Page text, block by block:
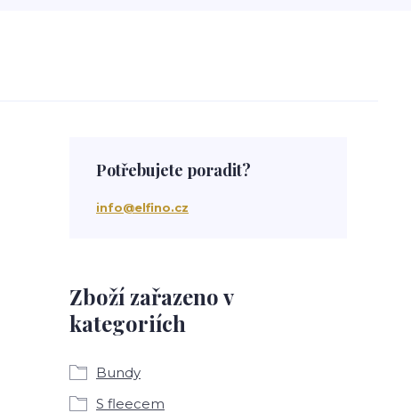
Zboží zařazeno v
kategoriích
Bundy
S fleecem
Potřebujete poradit?
info@elfino.cz